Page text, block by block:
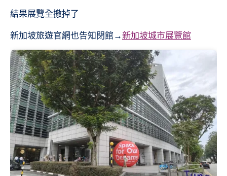
結果展覽全撤掉了
新加坡旅遊官網也告知閉館→新加坡城市展覽館